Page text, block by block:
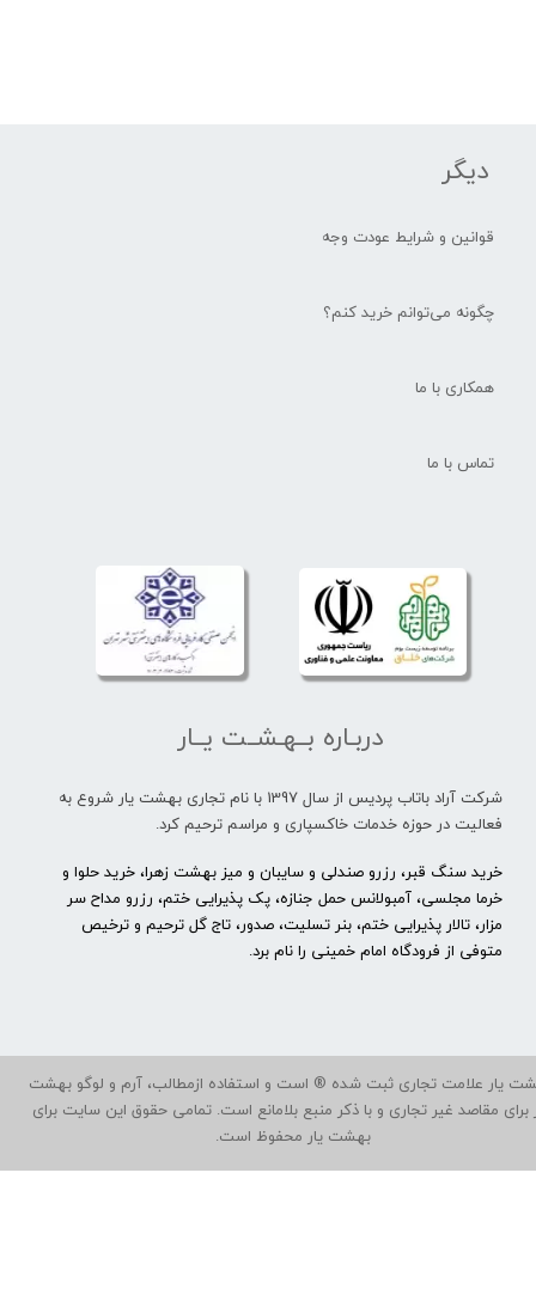
دیگر
قوانین و شرایط عودت وجه
چگونه می‌توانم خرید کنم؟
همکاری با ما
تماس با ما
یار علامت تجاری ثبت شده ® است و استفاده ازمطالب، آرم و لوگو بهشت
برای مقاصد غیر تجاری و با ذکر منبع بلامانع است. تمامی حقوق این سایت برای
بهشت یار محفوظ است.
دربـاره بــهـشــت یــار
شرکت آراد باتاب پردیس از سال 1397 با نام تجاری بهشت یار شروع به
فعالیت در حوزه خدمات خاکسپاری و مراسم ترحیم کرد.
خرید سنگ قبر، رزرو صندلی و سایبان و میز بهشت زهرا، خرید حلوا و
خرما مجلسی، آمبولانس حمل جنازه، پک پذیرایی ختم، رزرو مداح سر
مزار، تالار پذیرایی ختم، بنر تسلیت، صدور، تاج گل ترحیم و ترخیص
متوفی از فرودگاه امام خمینی را نام برد.